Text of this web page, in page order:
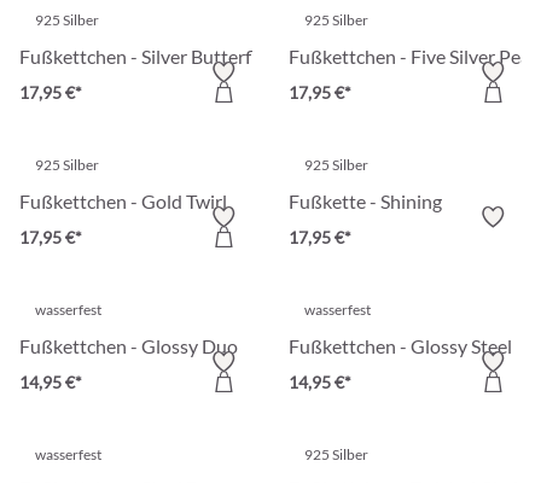
925 Silber
Fußkettchen - Silver Butterfly
17,95 €*
925 Silber
Fußkettchen - Five Silver
17,95 €*
925 Silber
Fußkettchen - Gold Twirl
17,95 €*
925 Silber
Fußkette - Shining
17,95 €*
wasserfest
Fußkettchen - Glossy Duo
14,95 €*
wasserfest
Fußkettchen - Glossy Steel
14,95 €*
wasserfest 925 Silber